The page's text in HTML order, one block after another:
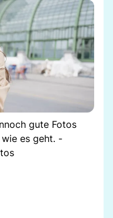
gute Fotos
wie es geht. -